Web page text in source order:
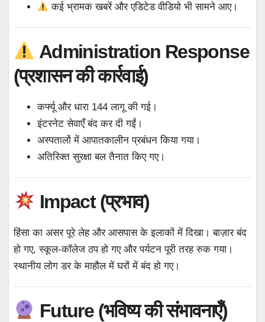
कई भ्रामक खबरें और एडिटेड वीडियो भी सामने आए।
Administration Response
(प्रशासन की कार्रवाई)
कर्फ्यू और धारा 144 लागू की गई।
इंटरनेट सेवाएँ बंद कर दी गईं।
अस्पतालों में आपातकालीन प्रबंधन किया गया।
अतिरिक्त सुरक्षा बल तैनात किए गए।
Impact (प्रभाव)
हिंसा का असर पूरे लेह और आसपास के इलाकों में दिखा। बाज़ार बंद
हो गए, स्कूल-कॉलेज ठप हो गए और पर्यटन पूरी तरह रुक गया।
स्थानीय लोग डर के माहौल में घरों में बंद हो गए।
Future (भविष्य की संभावनाएँ)